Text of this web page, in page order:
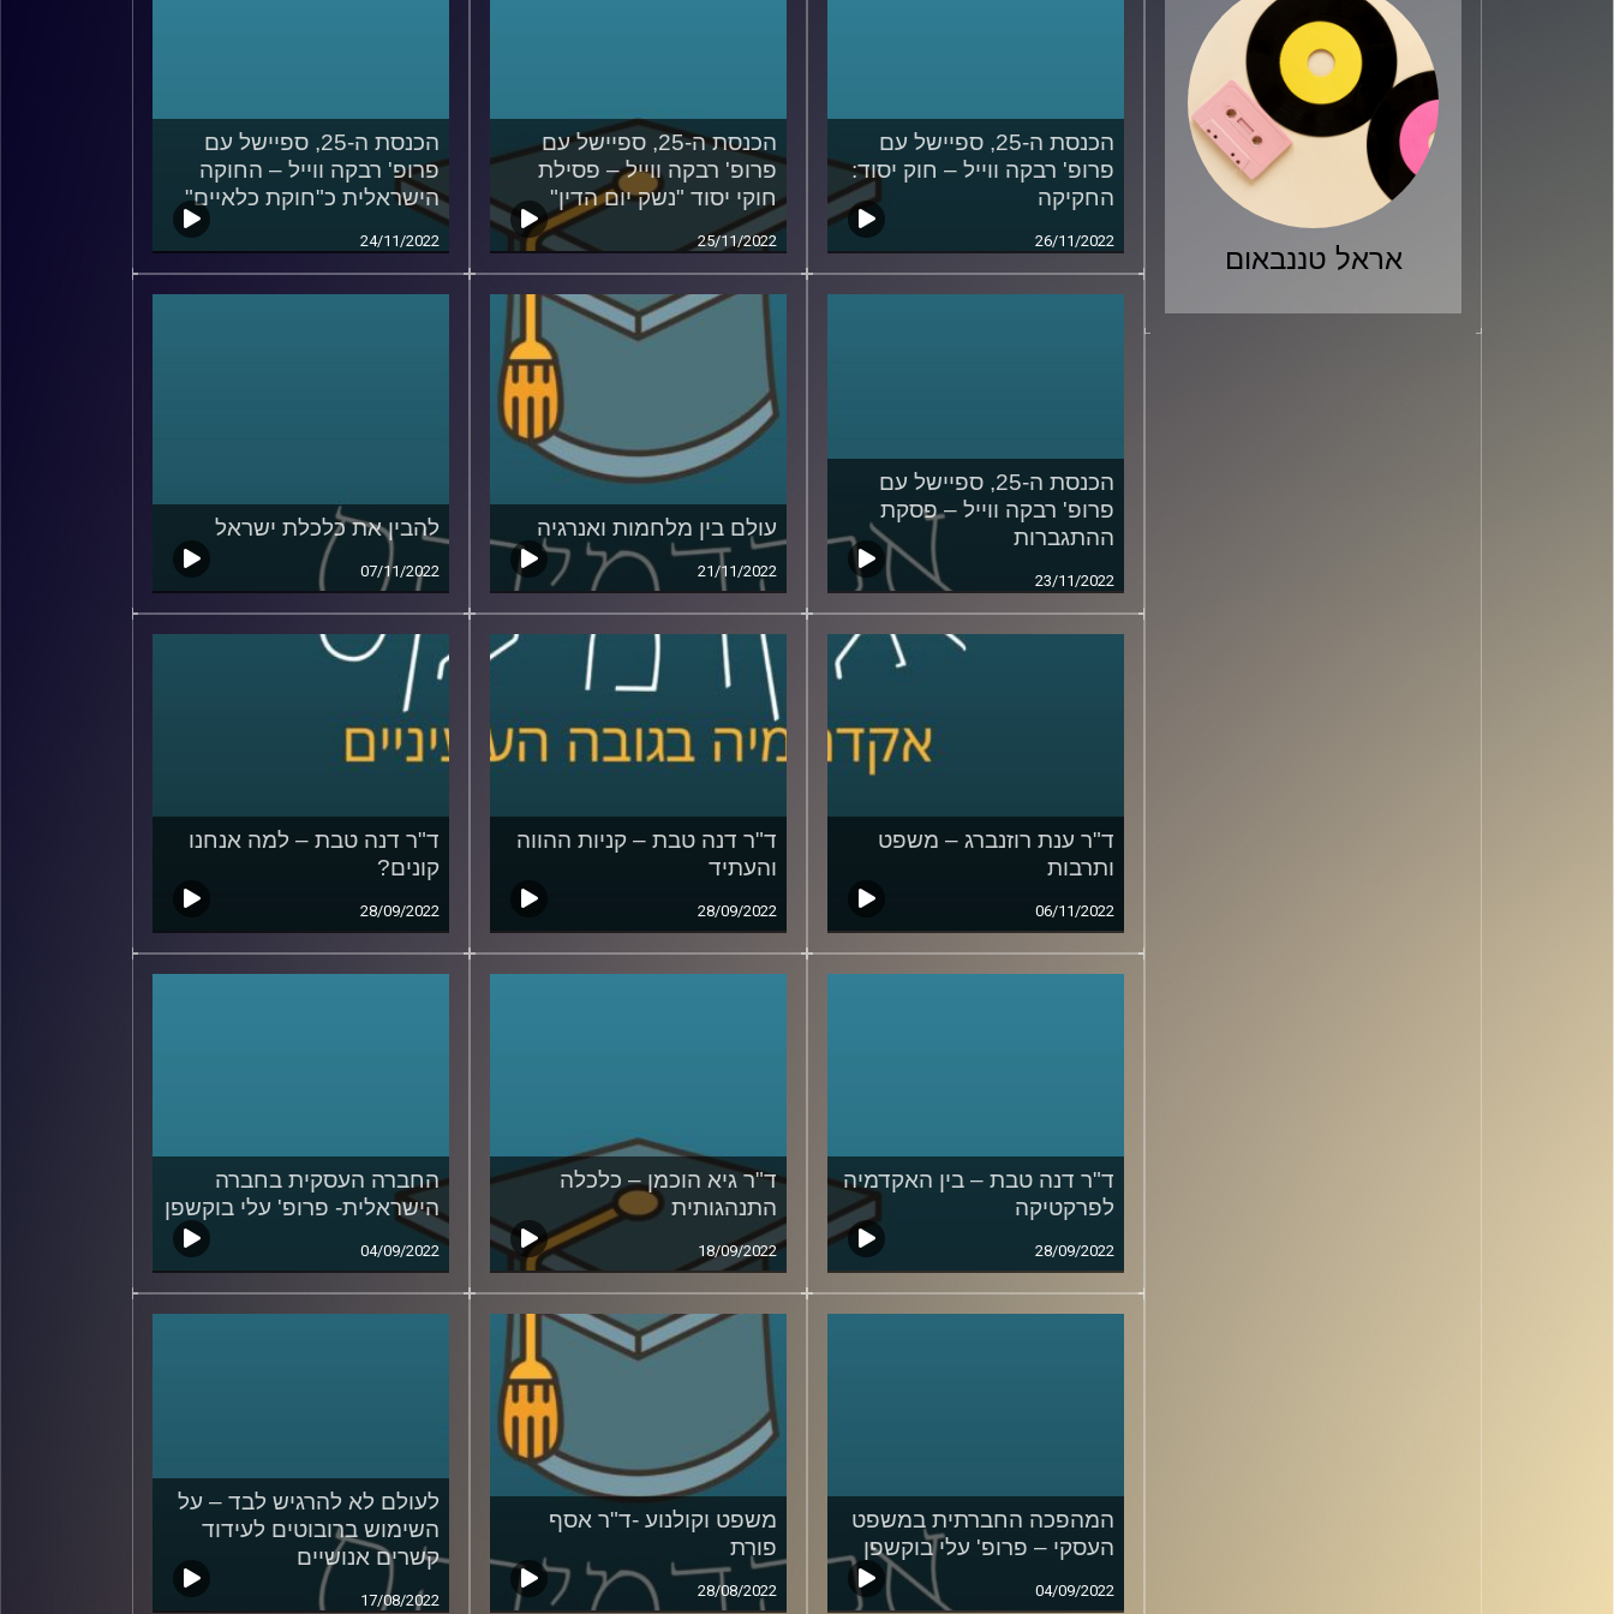
אראל טננבאום
הכנסת ה-25, ספיישל עם
פרופ' רבקה ווייל – חוק יסוד:
החקיקה
26/11/2022
הכנסת ה-25, ספיישל עם
פרופ' רבקה ווייל – פסילת
חוקי יסוד "נשק יום הדין"
25/11/2022
הכנסת ה-25, ספיישל עם
פרופ' רבקה ווייל – החוקה
הישראלית כ"חוקת כלאיים"
24/11/2022
הכנסת ה-25, ספיישל עם
פרופ' רבקה ווייל – פסקת
ההתגברות
23/11/2022
עולם בין מלחמות ואנרגיה
21/11/2022
להבין את כלכלת ישראל
07/11/2022
ד"ר ענת רוזנברג – משפט
ותרבות
06/11/2022
ד"ר דנה טבת – קניות ההווה
והעתיד
28/09/2022
ד"ר דנה טבת – למה אנחנו
קונים?
28/09/2022
ד"ר דנה טבת – בין האקדמיה
לפרקטיקה
28/09/2022
ד"ר גיא הוכמן – כלכלה
התנהגותית
18/09/2022
החברה העסקית בחברה
הישראלית- פרופ' עלי בוקשפן
04/09/2022
המהפכה החברתית במשפט
העסקי – פרופ' עלי בוקשפן
04/09/2022
משפט וקולנוע -ד"ר אסף
פורת
28/08/2022
לעולם לא להרגיש לבד – על
השימוש ברובוטים לעידוד
קשרים אנושיים
17/08/2022